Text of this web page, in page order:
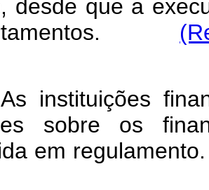
desde que a
instituições
sobre os
em